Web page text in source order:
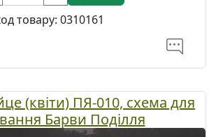
товару: 0310161
(квіти) ПЯ-010, схема для
Барви Поділля